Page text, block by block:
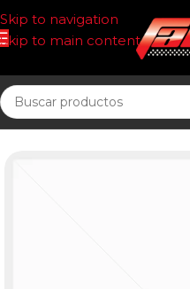
Skip to navigation
Skip to main content
Inicio PASTILLAS DE FRENO